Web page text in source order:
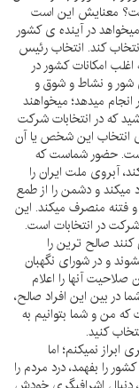
معنايش اين است
در آينده ى كشور
كند. انتخاب رئيس
امكانات كشور در
شور و نشاط و شوق و
ميدهد؛ ميخواهند
كه در انتخابات شركت
انتخاب اين شخص يا آن
حضور شماست كه
آبروى ملت ايران را
ميكند و دشمن را از طمع
فتنه منصرف ميكند. اين
در انتخابات است.
صالح ترين را
و در شوراى نگهبان
صلاحيت آنها را اعلام
در بين اين افراد صالح،
كه من و شما بتوانيم به
كنيد.
نميكنم؛ اما
را بفهمد، درد مردم را